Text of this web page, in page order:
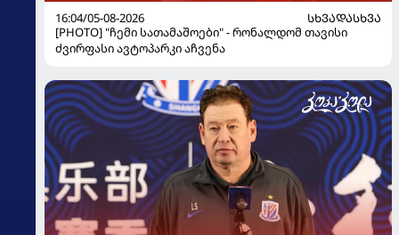
16:04/05-08-2026
ᲡᲮᲕᲐᲓᲐᲡᲮᲕᲐ
[PHOTO] "ჩემი სათამაშოები" - რონალდომ თავისი
ძვირფასი ავტოპარკი აჩვენა